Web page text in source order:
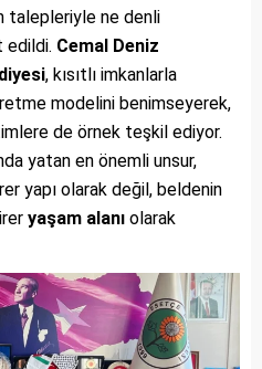
talepleriyle ne denli
edildi. Cemal Deniz
, kısıtlı imkanlarla
modelini benimseyerek,
de örnek teşkil ediyor.
yatan en önemli unsur,
yapı olarak değil, beldenin
yaşam alanı olarak